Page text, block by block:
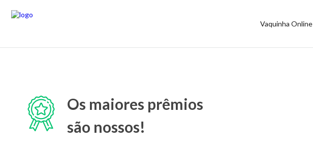
Vaquinha Online
Os maiores prêmios
são nossos!